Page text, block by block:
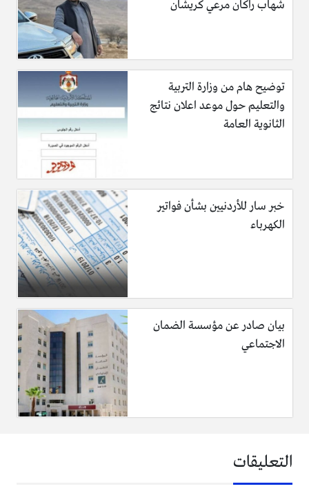
شهاب راكان مرعي كريشان
توضيح هام من وزارة التربية
والتعليم حول موعد اعلان نتائج
الثانوية العامة
خبر سار للأردنيين بشأن فواتير
الكهرباء
بيان صادر عن مؤسسة الضمان
الاجتماعي
التعليقات